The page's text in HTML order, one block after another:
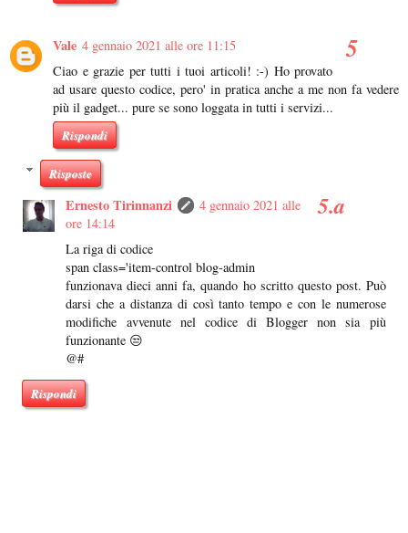
Vale 4 gennaio 2021 alle ore 11:15
Ciao e grazie per tutti i tuoi articoli! :-) Ho provato
ad usare questo codice, pero' in pratica anche a me non fa vedere
più il gadget... pure se sono loggata in tutti i servizi...
Rispondi
Risposte
Ernesto Tirinnanzi
4 gennaio 2021 alle
ore 14:14
La riga di codice
span class='item-control blog-admin
funzionava dieci anni fa, quando ho scritto questo post. Può
darsi che a distanza di così tanto tempo e con le numerose
modifiche avvenute nel codice di Blogger non sia più
funzionante 😒
@#
Rispondi